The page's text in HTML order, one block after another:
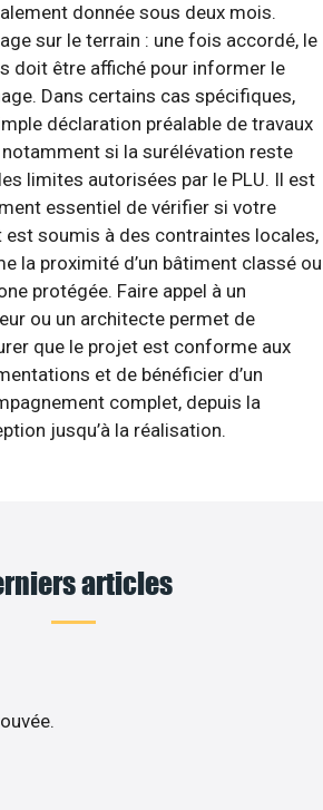
donnée sous deux mois.
sur le terrain : une fois accordé, le
doit être affiché pour informer le
Dans certains cas spécifiques,
déclaration préalable de travaux
si la surélévation reste
limites autorisées par le PLU. Il est
essentiel de vérifier si votre
est soumis à des contraintes locales,
la proximité d’un bâtiment classé ou
protégée. Faire appel à un
ou un architecte permet de
que le projet est conforme aux
et de bénéficier d’un
complet, depuis la
jusqu’à la réalisation.
articles